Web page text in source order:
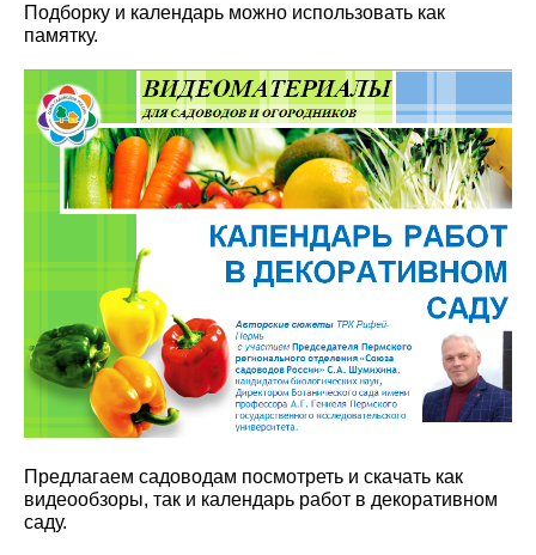
Подборку и календарь можно использовать как
памятку.
Предлагаем садоводам посмотреть и скачать как
видеообзоры, так и календарь работ в декоративном
саду.